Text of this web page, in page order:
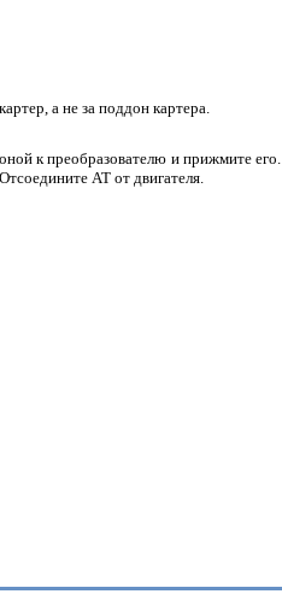
а не за поддон картера.
к преобразователю и прижмите его.
АТ от двигателя.